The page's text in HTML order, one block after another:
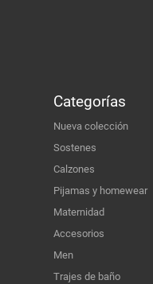
Categorías
Nueva colección
Sostenes
Calzones
Pijamas y homewear
Maternidad
Accesorios
Men
Trajes de baño